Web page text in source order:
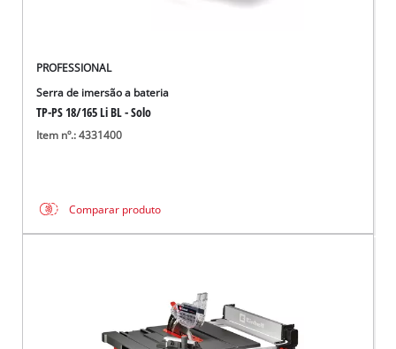
PROFESSIONAL
Serra de imersão a bateria
TP-PS 18/165 Li BL - Solo
Item nº.: 4331400
Comparar produto